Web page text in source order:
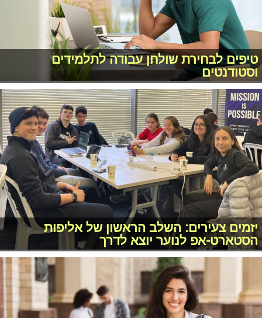
טיפים לבחירת שולחן עבודה לתלמידים
וסטודנטים
יזמים צעירים: השלב הראשון של אליפות
הסטארט-אפ לנוער יוצא לדרך